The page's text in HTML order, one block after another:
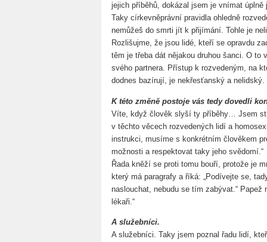
jejich příběhů, dokázal jsem je vnímat úplně
Taky církevněprávní pravidla ohledně
nemůžeš do smrti jít k přijímání. Tohle je
Rozlišujme, že jsou lidé, kteří se opravdu
těm je třeba dát nějakou druhou šanci. O
svého partnera. Přístup k rozvedeným, na
dodnes bazírují, je nekřesťanský a nelidský.
K této změně postoje vás tedy dovedli
Víte, když člověk slyší ty příběhy… Jsem
v těchto věcech rozvedených lidí a
instrukci, musíme s konkrétním člověkem
možnosti a respektovat taky jeho svědomí.“
Řada kněží se proti tomu bouří, protože je
který má paragrafy a říká: „Podívejte se,
naslouchat, nebudu se tím zabývat.“ Papež
lékaři.“
A služebníci.
A služebníci. Taky jsem poznal řadu lidí,